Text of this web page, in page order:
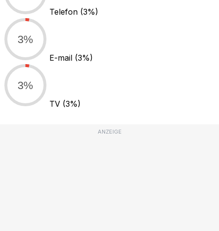
Telefon (3%)
3%
E-mail (3%)
3%
TV (3%)
ANZEIGE